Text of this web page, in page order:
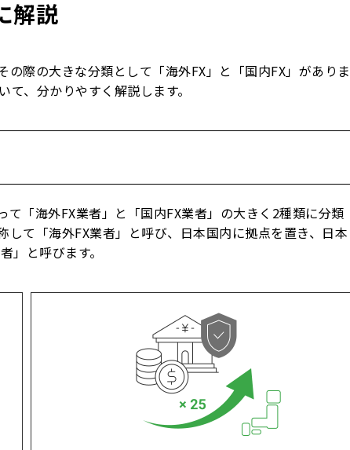
解説
際の大きな分類として「海外FX」と「国内FX」がありま
、分かりやすく解説します。
「海外FX業者」と「国内FX業者」の大きく2種類に分類
して「海外FX業者」と呼び、日本国内に拠点を置き、日本
」と呼びます。